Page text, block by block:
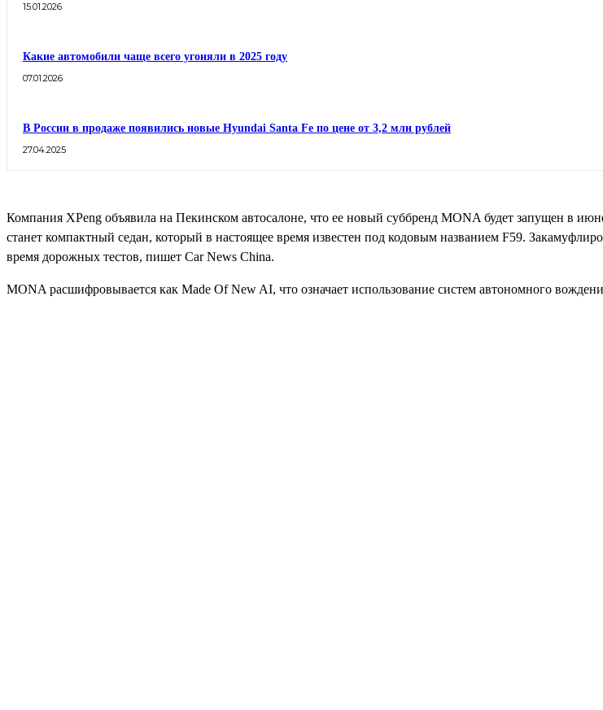
15.01.2026
Какие автомобили чаще всего угоняли в 2025 году
07.01.2026
В России в продаже появились новые Hyundai Santa Fe по цене от 3,2 млн рублей
27.04.2025
Компания XPeng объявила на Пекинском автосалоне, что ее новый суббренд MONA будет запущен в
станет компактный седан, который в настоящее время известен под кодовым названием F59.
время дорожных тестов, пишет Car News China.
MONA расшифровывается как Made Of New AI, что означает использование систем автономного